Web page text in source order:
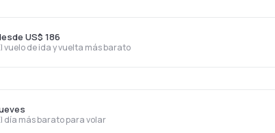
vuelo de ida y vuelta más barato
US$ 186
día más barato para volar